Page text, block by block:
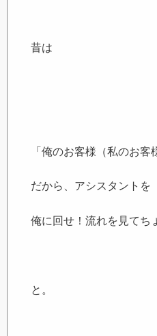
昔は
「俺のお客様（私のお客
だから、アシスタントを
俺に回せ！流れを見てち
と。